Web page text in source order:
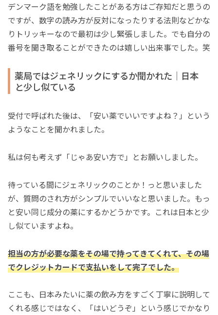
デンマーク語を勉強したことがある方はご存知だと思うの
ですが、数字の読み方が反対になったりする法則などかな
りトリッキーなので最初は少し緊張しました。でも自分の
番号を聞き取ることができたのは嬉しい出来事でした。笑
薬局ではジェネリックにするか聞かれた｜日本
と少し似ている
受付で呼ばれた後は、「安い薬でいいですよね？」という
ようなことを聞かれました。
私は何も考えず「じゃあ安い方で」とお願いしました。
待っている間にジェネリックのことか！っと思いました
が、質問のされ方がシンプルでいいなと思いました。もっ
と安い同じ成分の薬にするかどうかです。これは日本と少
し似ていますよね。
担当の方が必要な薬をその場で持ってきてくれて、その場
でクレジットカードで支払いをして完了でした。
ここも、日本みたいに薬の飲み方をすごく丁寧に説明して
くれる感じではなく、「はいどうぞ」という感じでかなり